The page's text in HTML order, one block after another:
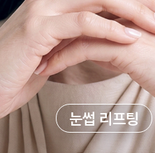
눈썹 리프팅